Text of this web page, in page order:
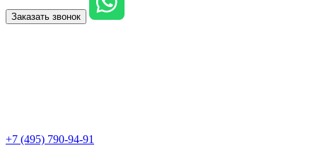
Заказать звонок
+7 (495) 790-94-91